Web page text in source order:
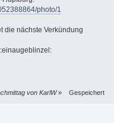
photo/1
die nächste Verkündung
von KarlW» Gespeichert